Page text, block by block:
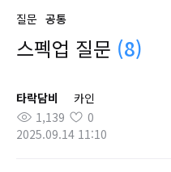
질문 공통
스펙업 질문 (8)
타락담비
카인
1,139
0
2025.09.14 11:10